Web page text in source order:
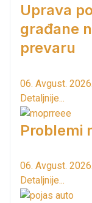
Uprava
građane
prevaru
06. Avgust. 2026.
Detaljnije...
Problemi
06. Avgust. 2026.
Detaljnije...